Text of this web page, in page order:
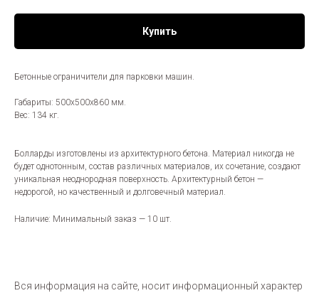
Купить
Бетонные ограничители для парковки машин.
Габариты: 500x500x860 мм.
Вес: 134 кг.
Болларды изготовлены из архитектурного бетона. Материал никогда не
будет однотонным, состав различных материалов, их сочетание, создают
уникальная неоднородная поверхность. Архитектурный бетон —
недорогой, но качественный и долговечный материал.
Наличие: Минимальный заказ — 10 шт.
Вся информация на сайте, носит информационный характер